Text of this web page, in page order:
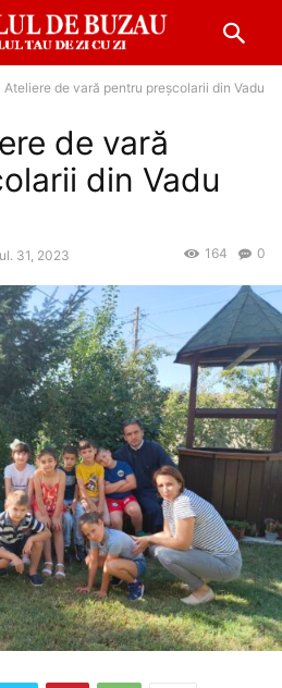
Ateliere de vară pentru preșcolarii din Vadu
de vară
din Vadu
31, 2023 0
164